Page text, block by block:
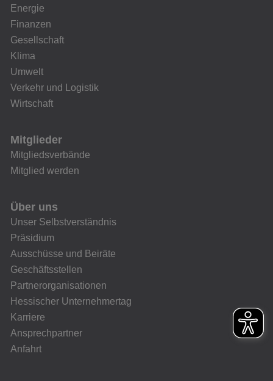
Energie
Finanzen
Gesellschaft
Klima
Umwelt
Verkehr und Logistik
Wirtschaft
Mitglieder
Mitgliedsverbände
Mitglied werden
Über uns
Unser Selbstverständnis
Präsidium
Ausschüsse und Beiräte
Geschäftsstellen
Partnerorganisationen
Hessischer Unternehmertag
Karriere
Ansprechpartner
Anfahrt